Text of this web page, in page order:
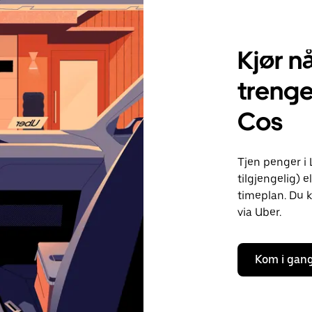
Kjør
Cos
Tjen penger i
tilgjengelig)
timeplan. Du
via Uber.
Kom i